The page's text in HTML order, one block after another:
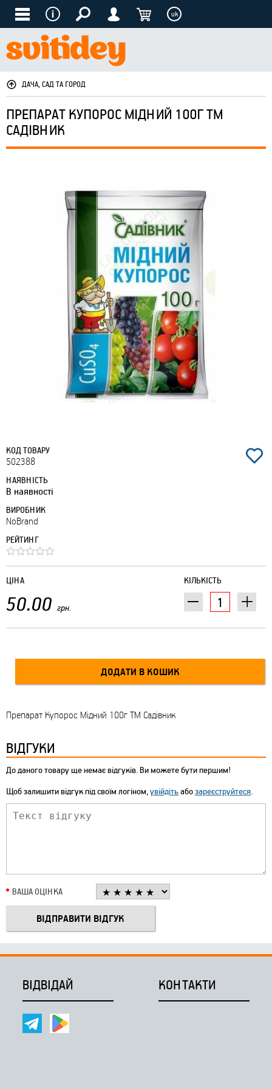
uk
ДАЧА, САД ТА ГОРОД
ПРЕПАРАТ КУПОРОС МІДНИЙ 100Г ТМ
САДІВНИК
КОД ТОВАРУ
502388
НАЯВНІСТЬ
В наявності
ВИРОБНИК
NoBrand
РЕЙТИНГ
КІЛЬКІСТЬ
ЦІНА
50.00 грн.
Препарат Купорос Мідний 100г ТМ Садівник
ВІДГУКИ
До даного товару ще немає відгуків. Ви можете бути першим!
Щоб залишити відгук під своїм логіном,увійдітьабозареєструйтеся.
ВАША ОЦІНКА
ВІДВІДАЙ КОНТАКТИ